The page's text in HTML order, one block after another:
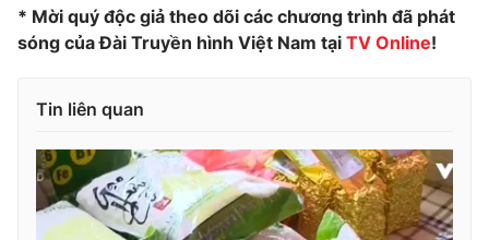
Thị trường 24h Tấm lòng Việt
VTV4
VTV9 VTV8
Liên hệ tòa soạn English
* Mời quý độc giả theo dõi các chương trình đã phát
sóng của Đài Truyền hình Việt Nam tại TV Online!
Tin liên quan